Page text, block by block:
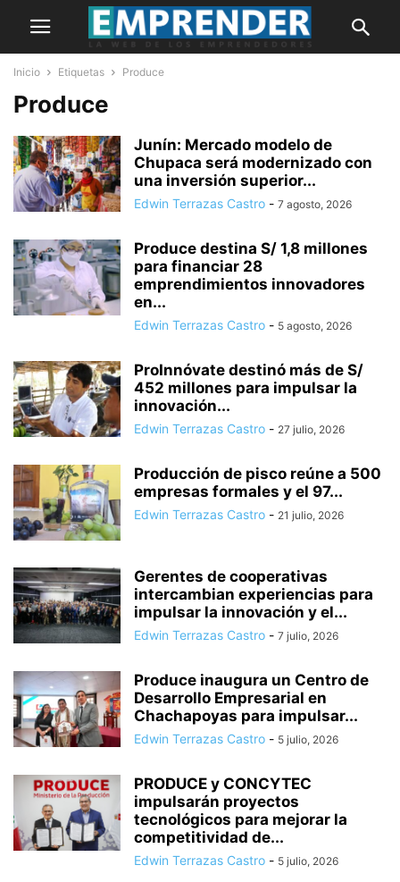
Inicio Etiquetas Produce
Produce
Junín: Mercado modelo de
Chupaca será modernizado con
una inversión superior...
Edwin Terrazas Castro - 7 agosto, 2026
Produce destina S/ 1,8 millones
para financiar 28
emprendimientos innovadores
en...
Edwin Terrazas Castro - 5 agosto, 2026
ProInnóvate destinó más de S/
452 millones para impulsar la
innovación...
Edwin Terrazas Castro - 27 julio, 2026
Producción de pisco reúne a 500
empresas formales y el 97...
Edwin Terrazas Castro - 21 julio, 2026
Gerentes de cooperativas
intercambian experiencias para
impulsar la innovación y el...
Edwin Terrazas Castro - 7 julio, 2026
Produce inaugura un Centro de
Desarrollo Empresarial en
Chachapoyas para impulsar...
Edwin Terrazas Castro - 5 julio, 2026
PRODUCE y CONCYTEC
impulsarán proyectos
tecnológicos para mejorar la
competitividad de...
Edwin Terrazas Castro - 5 julio, 2026